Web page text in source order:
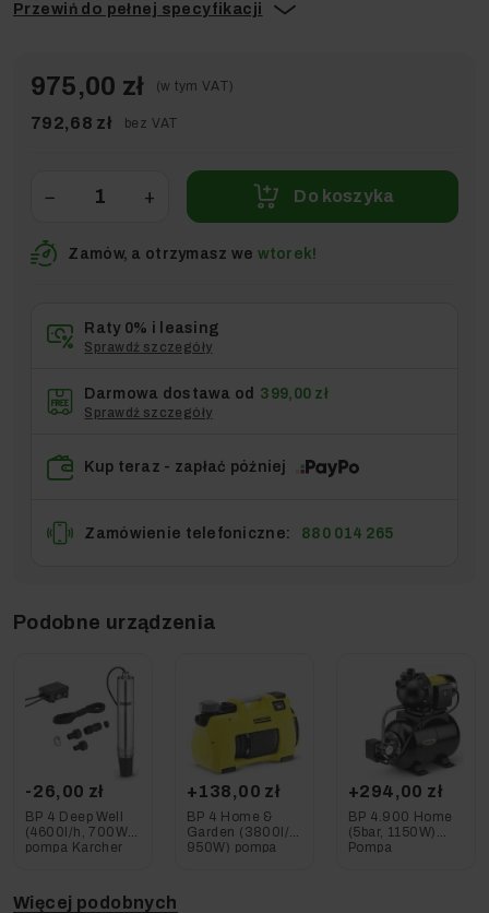
Przewiń do pełnej specyfikacji
975,00 zł (w tym VAT)
792,68 zł bez VAT
− + Do koszyka
Zamów, a otrzymasz we wtorek!
Raty 0% i leasing
Sprawdź szczegóły
Darmowa dostawa od 399,00 zł
Sprawdź szczegóły
Kup teraz - zapłać później
Zamówienie telefoniczne: 880 014 265
Podobne urządzenia
-26,00 zł
BP 4 Deep Well
(4600l/h, 700W)
pompa Karcher
+138,00 zł
BP 4 Home &
Garden (3800l/h,
950W) pompa
+294,00 zł
BP 4.900 Home
(5bar, 1150W)
Pompa
Więcej podobnych